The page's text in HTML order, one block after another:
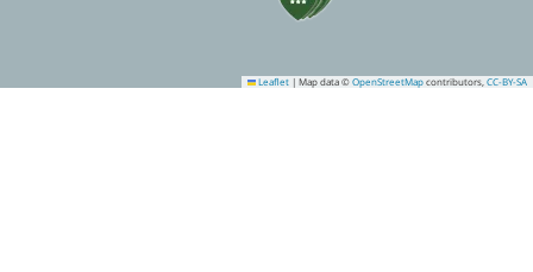
Leaflet | Map data © OpenStreetMap contributors, CC-BY-SA